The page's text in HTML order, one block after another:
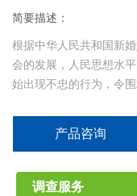
简要描述：
根据中华人民共和国新
会的发展，人民思想水
始出现不忠的行为，令
产品咨询
调查服务